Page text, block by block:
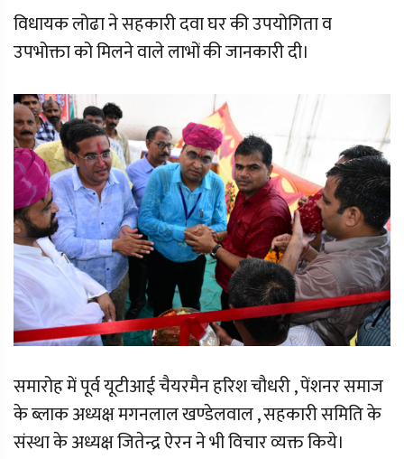
विधायक लोढा ने सहकारी दवा घर की उपयोगिता व
उपभोक्ता को मिलने वाले लाभों की जानकारी दी।
समारोह में पूर्व यूटीआई चैयरमैन हरिश चौधरी , पेंशनर समाज
के ब्लाक अध्यक्ष मगनलाल खण्डेलवाल , सहकारी समिति के
संस्था के अध्यक्ष जितेन्द्र ऐरन ने भी विचार व्यक्त किये।